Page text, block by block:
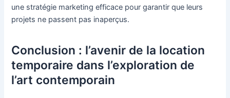
une stratégie marketing efficace pour garantir que leurs
projets ne passent pas inaperçus.
Conclusion : l’avenir de la location
temporaire dans l’exploration de
l’art contemporain